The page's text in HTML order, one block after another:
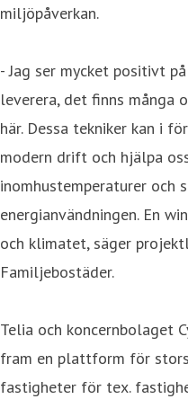
miljöpåverkan.
- Jag ser mycket positivt
leverera, det finns många
här. Dessa tekniker kan i
modern drift och hjälpa
inomhustemperaturer och
energianvändningen. En
och klimatet, säger
Familjebostäder.
Telia och koncernbolaget
fram en plattform för
fastigheter för tex.